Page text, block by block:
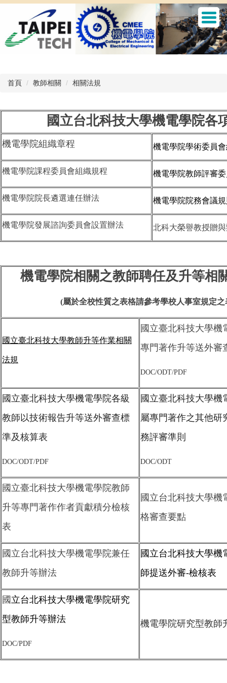
要
首頁
教師相關 相關法規
國立台北科技大學機電學院各
機電學院組織章程 機電學院學術委員
機電學院課程委員會組織規程 機電學院教師評審
機電學院院長遴選連任辦法 機電學院院務會議
機電學院發展諮詢委員會設置辦法 北科大榮譽教授贈
機電學院相關之教師聘任及升等相
(屬於全校性質之表格請參考學校人事室規定之
國立臺北科技大學教師升等作業相關
法規
國立臺北科技大學機
專門著作升等送外審
DOC/ODT/PDF
國立臺北科技大學機電學院各級
教師以技術報告升等送外審查標
準及核算表
DOC/ODT/PDF
國立臺北科技大學機
屬專門著作之其他研
務評審準則
DOC/ODT
國立臺北科技大學機電學院教師
升等專門著作作者貢獻積分檢核
表
國立台北科技大學機
格審查要點
國立台北科技大學機電學院兼任
教師升等辦法
國立台北科技大學機
師提送外審-檢核表
國 立台北科技大學機電學院研究
型教師升等辦法
DOC/PDF
機電學院研究型教師